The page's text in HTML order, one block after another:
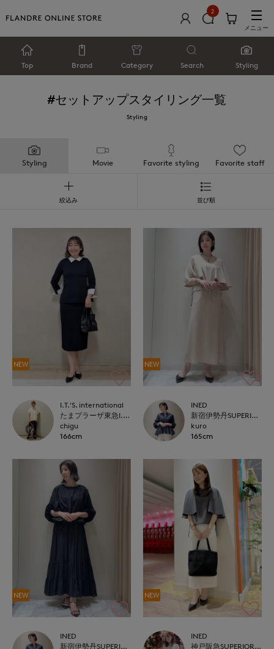
2
メニュー
Top Brand Category Search Styling
#セットアップスタイリング一覧
Styling
Styling Movie Favorite styling Favorite staff
絞込み 並び順
NEW
I.T.'S. international
たまプラーザ東急I.T.'S.international
chigu
166cm
NEW
INED
新宿伊勢丹SUPERIOR CLOSET
kuro
165cm
NEW
INED
新宿伊勢丹SUPERIOR CLOSET
NEW
INED
神戸阪急SUPERIORCLOSET